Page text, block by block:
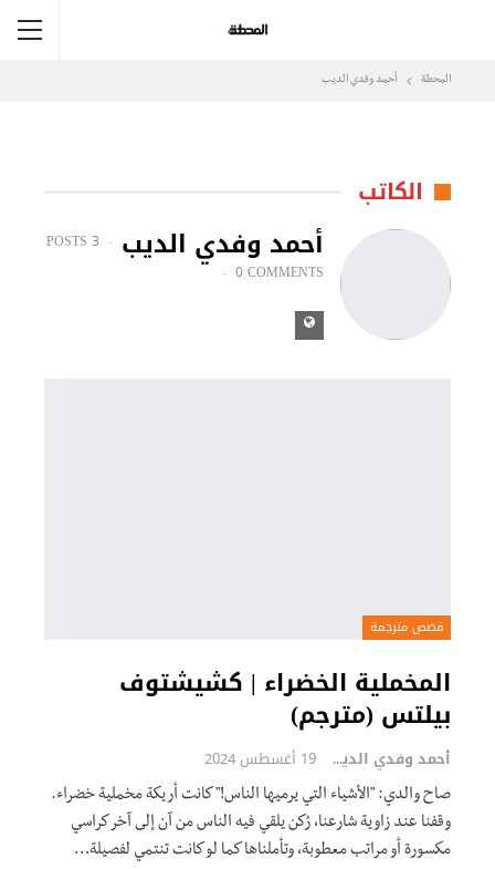
المحطة أحمد وفدي الديب
الكاتب
أحمد وفدي الديب
3 POSTS
0 COMMENTS
قصص مترجمة
المخملية الخضراء | كشيشتوف
بيلتس (مترجم)
أحمد وفدي الديب 19 أغسطس 2024
صاح والدي: "الأشياء التي يرميها الناس!" كانت أريكة مخملية خضراء.
وقفنا عند زاوية شارعنا، رُكن يلقي فيه الناس من آن إلى آخر كراسي
مكسورة أو مراتب معطوبة، وتأملناها كما لو كانت تنتمي لفصيلة…